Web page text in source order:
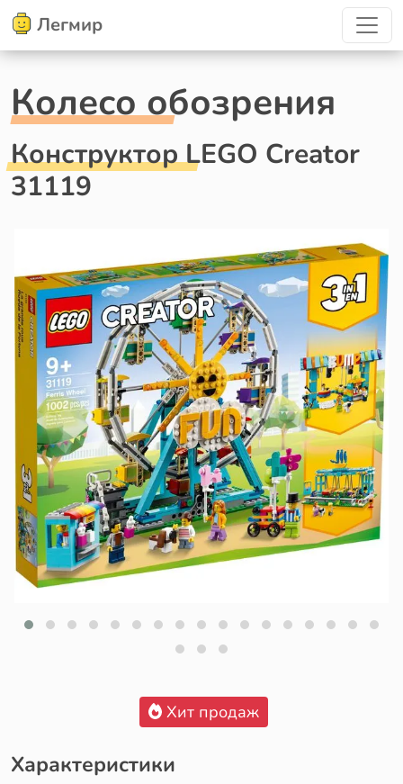
Легмир
Колесо обозрения
Конструктор LEGO Creator
31119
Хит продаж
Характеристики